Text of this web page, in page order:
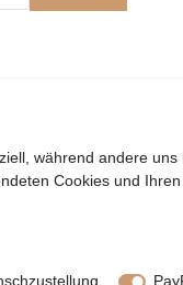
| Widerrufsrecht |
während andere
Cookies und